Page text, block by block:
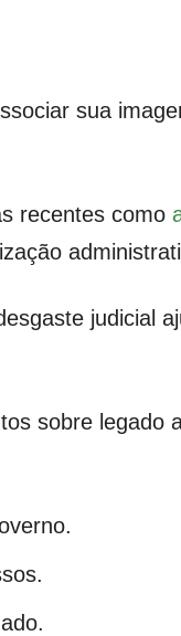
sua
recentes como
judicial
sobre legado